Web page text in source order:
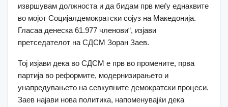
извршувам должноста и да бидам прв меѓу еднаквите
во мојот Социјалдемократски сојуз на Македонија.
Гласаа денеска 61.977 членови“, изјави
претседателот на СДСМ Зоран Заев.
Тој изјави дека во СДСМ е прв во промените, прва
партија во реформите, модернизирањето и
унапредувањето на севкупните демократски процеси.
Заев најави нова политика, напоменувајќи дека